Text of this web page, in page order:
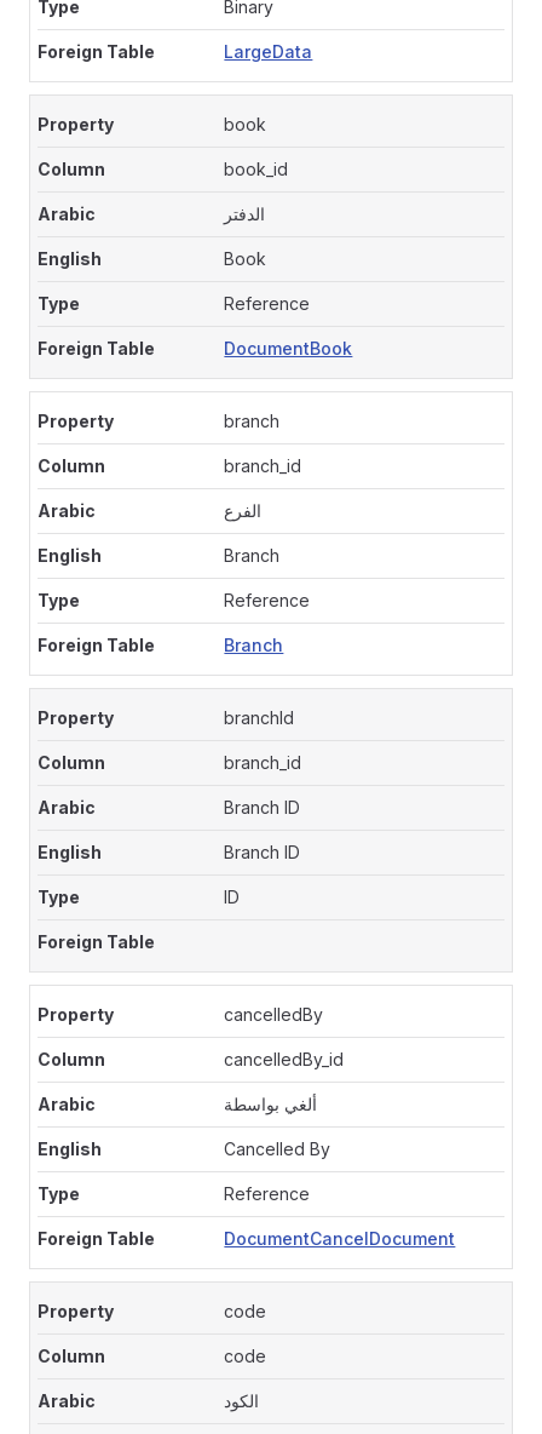
Binary
LargeData
book
book_id
الدفتر
Book
Reference
DocumentBook
branch
branch_id
الفرع
Branch
Reference
Branch
branchId
branch_id
Branch ID
Branch ID
ID
cancelledBy
cancelledBy_id
ألغي بواسطة
Cancelled By
Reference
DocumentCancelDocument
code
code
الكود